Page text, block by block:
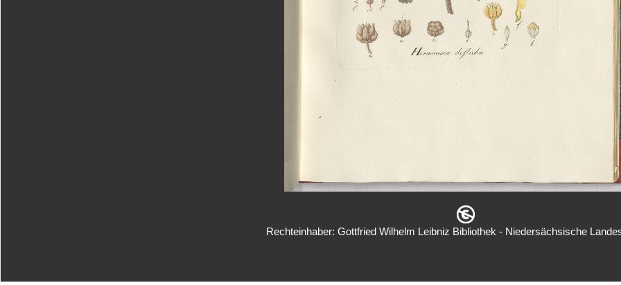
Rechteinhaber: Gottfried Wilhelm Leibniz Bibliothek - Niedersächsische